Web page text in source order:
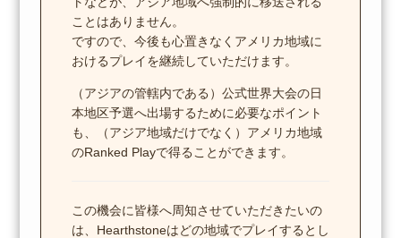
ことはありません。
ですので、今後も心置きなくアメリカ地域に
おけるプレイを継続していただけます。
（アジアの管轄内である）公式世界大会の日
本地区予選へ出場するために必要なポイント
も、（アジア地域だけでなく）アメリカ地域
のRanked Playで得ることができます。
この機会に皆様へ周知させていただきたいの
は、Hearthstoneはどの地域でプレイするとし